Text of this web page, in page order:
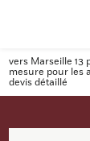
vers Marseille 13
mesure pour les
devis détaillé
Panneau de